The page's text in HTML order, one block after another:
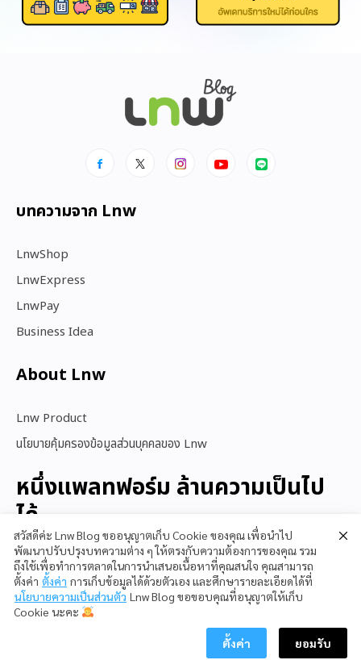
บทความจาก Lnw
LnwShop
LnwExpress
LnwPay
Business Idea
About Lnw​
Lnw Product
นโยบายคุ้มครองข้อมูลส่วนบุคคลของ Lnw
หนึ่งแพลทฟอร์ม ล้านความเป็นไป
ได้
สนใจใช้ LnwShop
Copyright © 2023 LnwShop Company Limited
สวัสดีค่ะ Lnw Blog ขออนุญาตเก็บ Cookie ของคุณ เพื่อนำไป
พัฒนาปรับปรุงบทความต่าง ๆ ให้ตรงกับความต้องการของคุณ รวม
ถึงใช้เพื่อทำการตลาดในการนำเสนอเนื้อหาที่คุณสนใจ คุณสามารถ
ตั้งค่า ตั้งค่า การเก็บข้อมูลได้ด้วยตัวเอง และศึกษารายละเอียดได้ที่
นโยบายความเป็นส่วนตัว Lnw Blog ขอขอบคุณที่อนุญาตให้เก็บ
Cookie นะคะ
ตั้งค่า ยอมรับ